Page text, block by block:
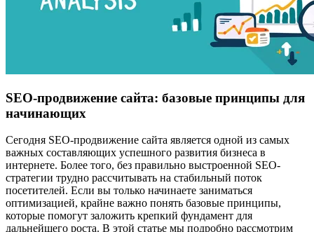
SEO-продвижение сайта: базовые принципы для
начинающих
Сегодня SEO-продвижение сайта является одной из самых
важных составляющих успешного развития бизнеса в
интернете. Более того, без правильно выстроенной SEO-
стратегии трудно рассчитывать на стабильный поток
посетителей. Если вы только начинаете заниматься
оптимизацией, крайне важно понять базовые принципы,
которые помогут заложить крепкий фундамент для
дальнейшего роста. В этой статье мы подробно рассмотрим